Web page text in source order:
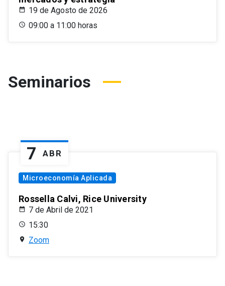
19 de Agosto de 2026
09:00 a 11:00 horas
Seminarios
7 ABR
Microeconomía Aplicada
Rossella Calvi, Rice University
7 de Abril de 2021
15:30
Zoom